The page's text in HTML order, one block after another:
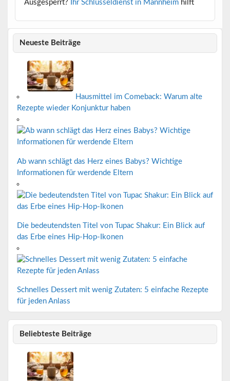
Ausgesperrt? Ihr Schlüsseldienst in Mannheimhilft
Neueste Beiträge
Hausmittel im Comeback: Warum alte
Rezepte wieder Konjunktur haben
Ab wann schlägt das Herz eines Babys? Wichtige
Informationen für werdende Eltern
Die bedeutendsten Titel von Tupac Shakur: Ein Blick auf
das Erbe eines Hip-Hop-Ikonen
Schnelles Dessert mit wenig Zutaten: 5 einfache Rezepte
für jeden Anlass
Beliebteste Beiträge